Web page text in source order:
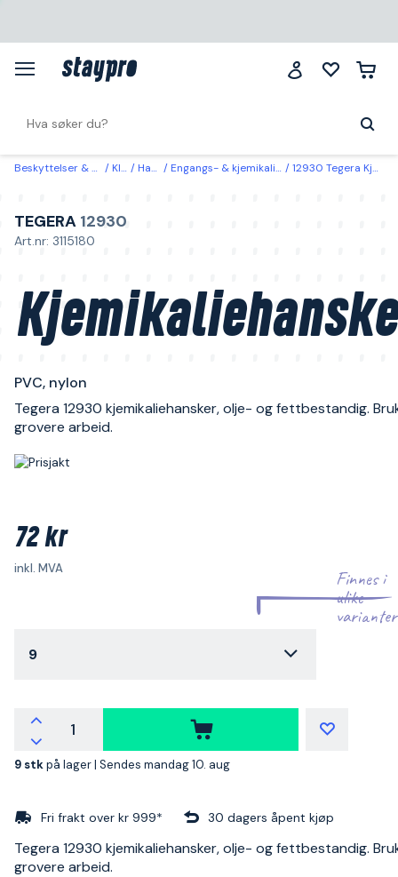
Beskyttelser & klær Klær Hansker Engangs- & kjemikaliebeskyttelseshansker 12930 Tegera Kjemikaliehansker PVC, nylon 9
TEGERA 12930
Art.nr: 3115180
PVC, nylon
Tegera 12930 kjemikaliehansker, olje- og fettbestandig.
grovere arbeid.
72 kr
inkl. MVA
Finnes i
ulike
varianter
9
9 stkpå lager | Sendes mandag 10. aug
Fri frakt over kr 999* 30 dagers åpent kjøp
Tegera 12930 kjemikaliehansker, olje- og fettbestandig.
grovere arbeid.